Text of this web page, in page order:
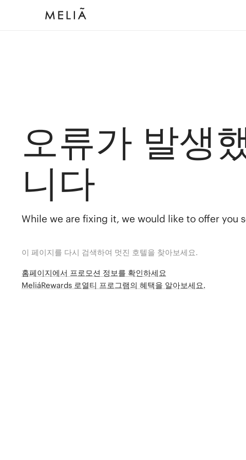
오류가 발생
니다
While we are fixing it, we would like to offer you
이 페이지를 다시 검색하여 멋진 호텔을 찾아보세요.
홈페이지에서 프로모션 정보를 확인하세요
MeliáRewards 로열티 프로그램의 혜택을 알아보세요.